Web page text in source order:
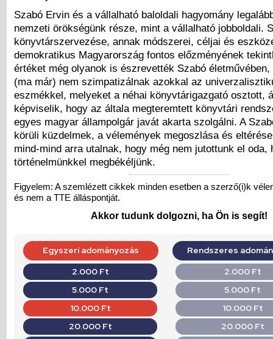
Szabó Ervin és a vállalható baloldali hagyomány
nemzeti örökségünk része, mint a vállalható jobboldali.
könyvtárszervezése, annak módszerei, céljai és
demokratikus Magyarország fontos előzményének
értéket még olyanok is észrevették Szabó
(ma már) nem szimpatizálnak azokkal az
eszmékkel, melyeket a néhai könyvtárigazgató osztott,
képviselik, hogy az általa megteremtett könyvtári
egyes magyar állampolgár javát akarta szolgálni. A
körüli küzdelmek, a vélemények megoszlása és
mind-mind arra utalnak, hogy még nem jutottunk el oda,
történelmünkkel megbékéljünk.
Figyelem: A szemlézett cikkek minden esetben a szerző(i)k
és nem a TTE álláspontját.
Akkor tudunk dolgozni, ha Ön is segít!